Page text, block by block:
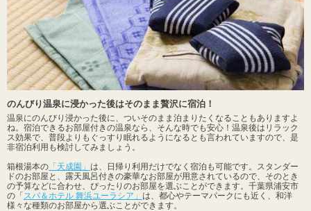
のんびり温泉に浸かった後はそのまま贅沢に宿泊！
温泉にのんびり浸かった後に、ついそのまま泊まりたくなることもありますよ
ね。宿泊できるお部屋付きの温泉なら、そんな時でも安心！温泉後はリラック
ス効果で、普段よりもぐっすり眠れるようになるとも言われていますので、是
非宿泊利用も検討してみましょう。
箱根湯本の 「天成園」 は、日帰り利用だけでなく宿泊も可能です。スタンダー
ドのお部屋と、露天風呂付きの豪華なお部屋が用意されているので、そのとき
の予算などに合わせ、ぴったりのお部屋を選ぶことができます。千葉県浦安市
の「スパ＆ホテル 舞浜ユーラシア」 は、都心やテーマパークにも近く、和洋
様々な種類のお部屋から選ぶことができます。